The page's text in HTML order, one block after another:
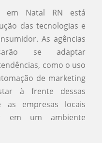
em Natal RN está
das tecnologias e
As agências
se adaptar
como o uso
de marketing
à frente dessas
as empresas locais
em um ambiente